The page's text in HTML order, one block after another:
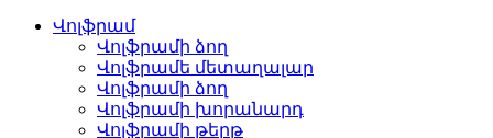
Վոլֆրամ
Վոլֆրամի ձող
Վոլֆրամե մետաղալար
Վոլֆրամի ձող
Վոլֆրամի խորանարդ
Վոլֆրամի թերթ